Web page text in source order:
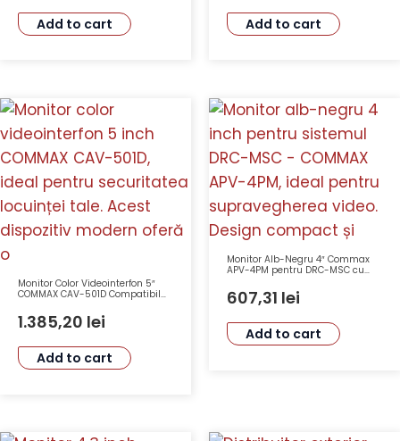
Add to cart Add to cart
Monitor Color Videointerfon 5″
COMMAX CAV-501D Compatibil
4CGN2, DRC-4CPN2, DRC-40K
1.385,20 lei
Add to cart
Monitor Alb-Negru 4″ Commax
APV-4PM pentru DRC-MSC cu
607,31 lei
Add to cart